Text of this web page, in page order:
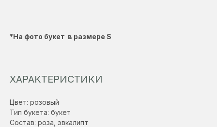
*На фото букет в размере S
ХАРАКТЕРИСТИКИ
Цвет: розовый
Тип букета: букет
Состав: роза, эвкалипт